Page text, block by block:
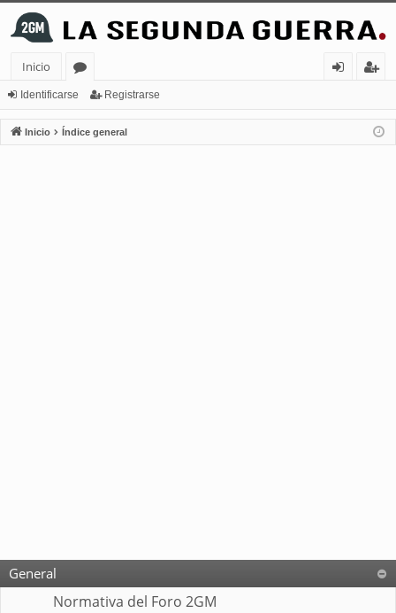
Inicio
or
os
nt
ifi
ist
ra
Identificarse Registrarse
Inicio Índice general
General
Normativa del Foro 2GM